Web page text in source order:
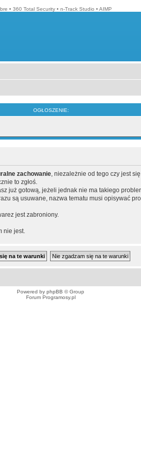
• 360 Total Security • n-Track Studio • AIMP
OGŁOSZENIE:
zachowanie, niezależnie od tego czy jest
to zgłoś.
już gotową, jeżeli jednak nie ma takiego
są usuwane, nazwa tematu musi opisywać
jest zabroniony.
nie jest.
Powered by phpBB © Group
Forum Programosy.pl